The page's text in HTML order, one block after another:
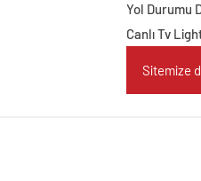
Yol Durumu
Canlı Tv
Sitemize